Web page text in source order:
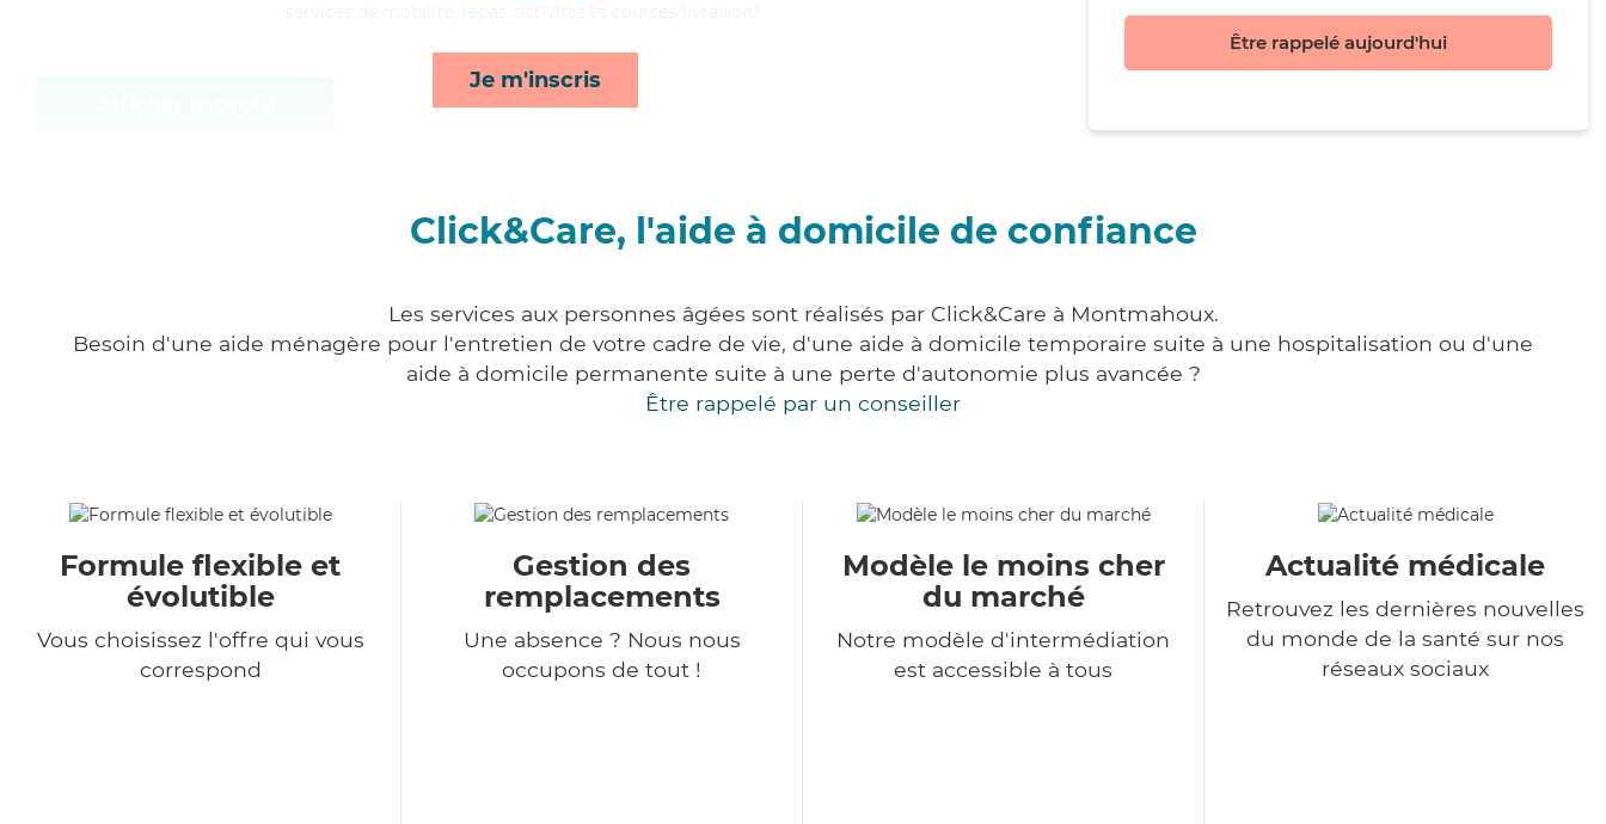
Je m'inscris
Être rappelé aujourd'hui
Click&Care, l'aide à domicile de confiance
Les services aux personnes âgées sont réalisés par Click&Care à Montmahoux.
Besoin d'une aide ménagère pour l'entretien de votre cadre de vie, d'une aide à domicile temporaire suite à une hospitalisation ou d'une
aide à domicile permanente suite à une perte d'autonomie plus avancée ?
Être rappelé par un conseiller
Formule flexible et
évolutible
Vous choisissez l'offre qui vous
correspond
Gestion des
remplacements
Une absence ? Nous nous
occupons de tout !
Modèle le moins cher
du marché
Notre modèle d'intermédiation
est accessible à tous
Actualité médicale
Retrouvez les dernières nouvelles
du monde de la santé sur nos
réseaux sociaux